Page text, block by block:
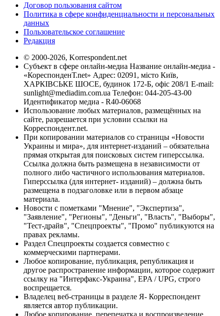
Договор пользования сайтом
Политика в сфере конфиденциальности и персональных
данных
Пользовательское соглашение
Редакция
© 2000-2026, Korrespondent.net
Субъект в сфере онлайн-медиа Название онлайн-медиа -
«КореспонденТ.net» Адрес: 02091, місто Київ,
ХАРКІВСЬКЕ ШОСЕ, будинок 172-Б, офіс 208/1 E-mail:
sunlight@mediadim.com.ua Телефон: 044-205-43-00
Идентификатор медиа - R40-06068
Использование любых материалов, размещённых на
сайте, разрешается при условии ссылки на
Корреспондент.net.
При копировании материалов со страницы «Новости
Украины и мира», для интернет-изданий – обязательна
прямая открытая для поисковых систем гиперссылка.
Ссылка должна быть размещена в независимости от
полного либо частичного использования материалов.
Гиперссылка (для интернет- изданий) – должна быть
размещена в подзаголовке или в первом абзаце
материала.
Новости с пометками "Мнение", "Экспертиза",
"Заявление", "Регионы", "Деньги", "Власть", "Выборы",
"Тест-драйв", "Спецпроекты", "Промо" публикуются на
правах рекламы.
Раздел Спецпроекты создается совместно с
коммерческими партнерами.
Любое копирование, публикация, републикация и
другое распространение информации, которое содержит
ссылку на "Интерфакс-Украина", EPA / UPG, строго
воспрещается.
Владелец веб-страницы в разделе Я- Корреспондент
является автор публикации.
Любое копирование, перепечатка и воспроизведение